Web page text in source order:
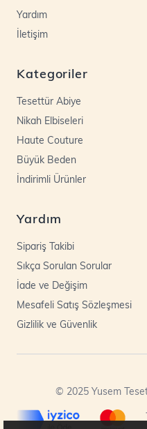
Yardım
İletişim
Kategoriler
Tesettür Abiye
Nikah Elbiseleri
Haute Couture
Büyük Beden
İndirimli Ürünler
Yardım
Sipariş Takibi
Sıkça Sorulan Sorular
İade ve Değişim
Mesafeli Satış Sözleşmesi
Gizlilik ve Güvenlik
© 2025 Yusem